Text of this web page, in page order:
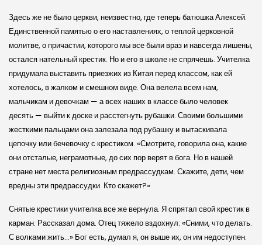
Здесь же не было церкви, неизвестно, где теперь батюшка Алексей.
Единственной памятью о его наставлениях, о теплой церковной
молитве, о причастии, которого мы все были враз и навсегда лишены,
остался нательный крестик. Но и его в школе не спрячешь. Учителка
придумала выставить приезжих из Китая перед классом, как ей
хотелось, в жалком и смешном виде. Она велела всем нам,
мальчикам и девочкам — а всех наших в классе было человек
десять — выйти к доске и расстегнуть рубашки. Своими большими
жесткими пальцами она залезала под рубашку и вытаскивала
цепочку или бечевочку с крестиком. «Смотрите, говорила она, какие
они отсталые, неграмотные, до сих пор верят в бога. Но в нашей
стране нет места религиозным предрассудкам. Скажите, дети, чем
вредны эти предрассудки. Кто скажет?»
Снятые крестики учителка все же вернула. Я спрятал свой крестик в
карман. Рассказал дома. Отец тяжело вздохнул: «Сними, что делать.
С волками жить…» Бог есть, думал я, он выше их, он им недоступен.